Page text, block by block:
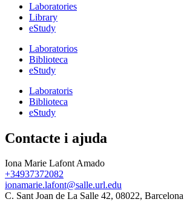
Laboratories
Library
eStudy
Laboratorios
Biblioteca
eStudy
Laboratoris
Biblioteca
eStudy
Contacte i ajuda
Iona Marie Lafont Amado
+34937372082
ionamarie.lafont@salle.url.edu
C. Sant Joan de La Salle 42, 08022, Barcelona